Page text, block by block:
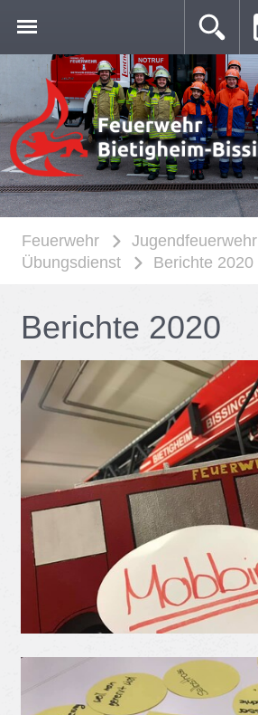
Feuerwehr
Jugendfeuerwehr
Übungsdienst
Berichte 2020
Be­rich­te 2020